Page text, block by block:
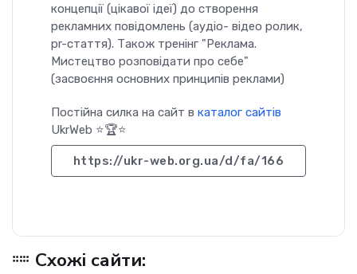
концепції (цікавої ідеї) до створення
рекламних повідомлень (аудіо- відео ролик,
pr-стаття). Також тренінг "Реклама.
Мистецтво розповідати про себе"
(засвоєння основних принципів реклами)
Постійна силка на сайт в каталог сайтів
UkrWeb ⭐🏆⭐
https://ukr-web.org.ua/d/fa/166
Схожі сайти: